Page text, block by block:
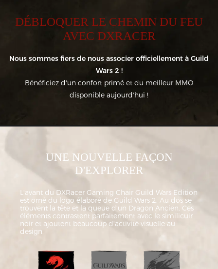
DÉBLOQUER LE CHEMIN DU FEU
AVEC DXRACER
Nous sommes fiers de nous associer officiellement à Guild
Wars 2 !
Bénéficiez d'un confort primé et du meilleur MMO
disponible aujourd'hui !
UNE NOUVELLE FAÇON
D'EXPLORER
L'avant du DXRacer Gaming Chair Guild Wars Edition
est orné du logo élaboré de Guild Wars 2. Au dos se
trouvent la tête et la queue d'un Dragon Ancien. Ces
éléments contrastent parfaitement avec le similicuir
noir et ajoutent beaucoup d'activité visuelle au
design.